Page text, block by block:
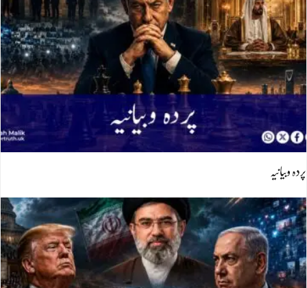
پردہ وبیانیہ